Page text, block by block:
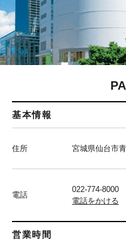
基本情報
住所 宮城県仙台市
電話
022-774-8000
電話をかける
営業時間